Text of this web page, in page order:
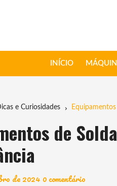
INÍCIO
e Curiosidades
de
de 2024 0 comentário